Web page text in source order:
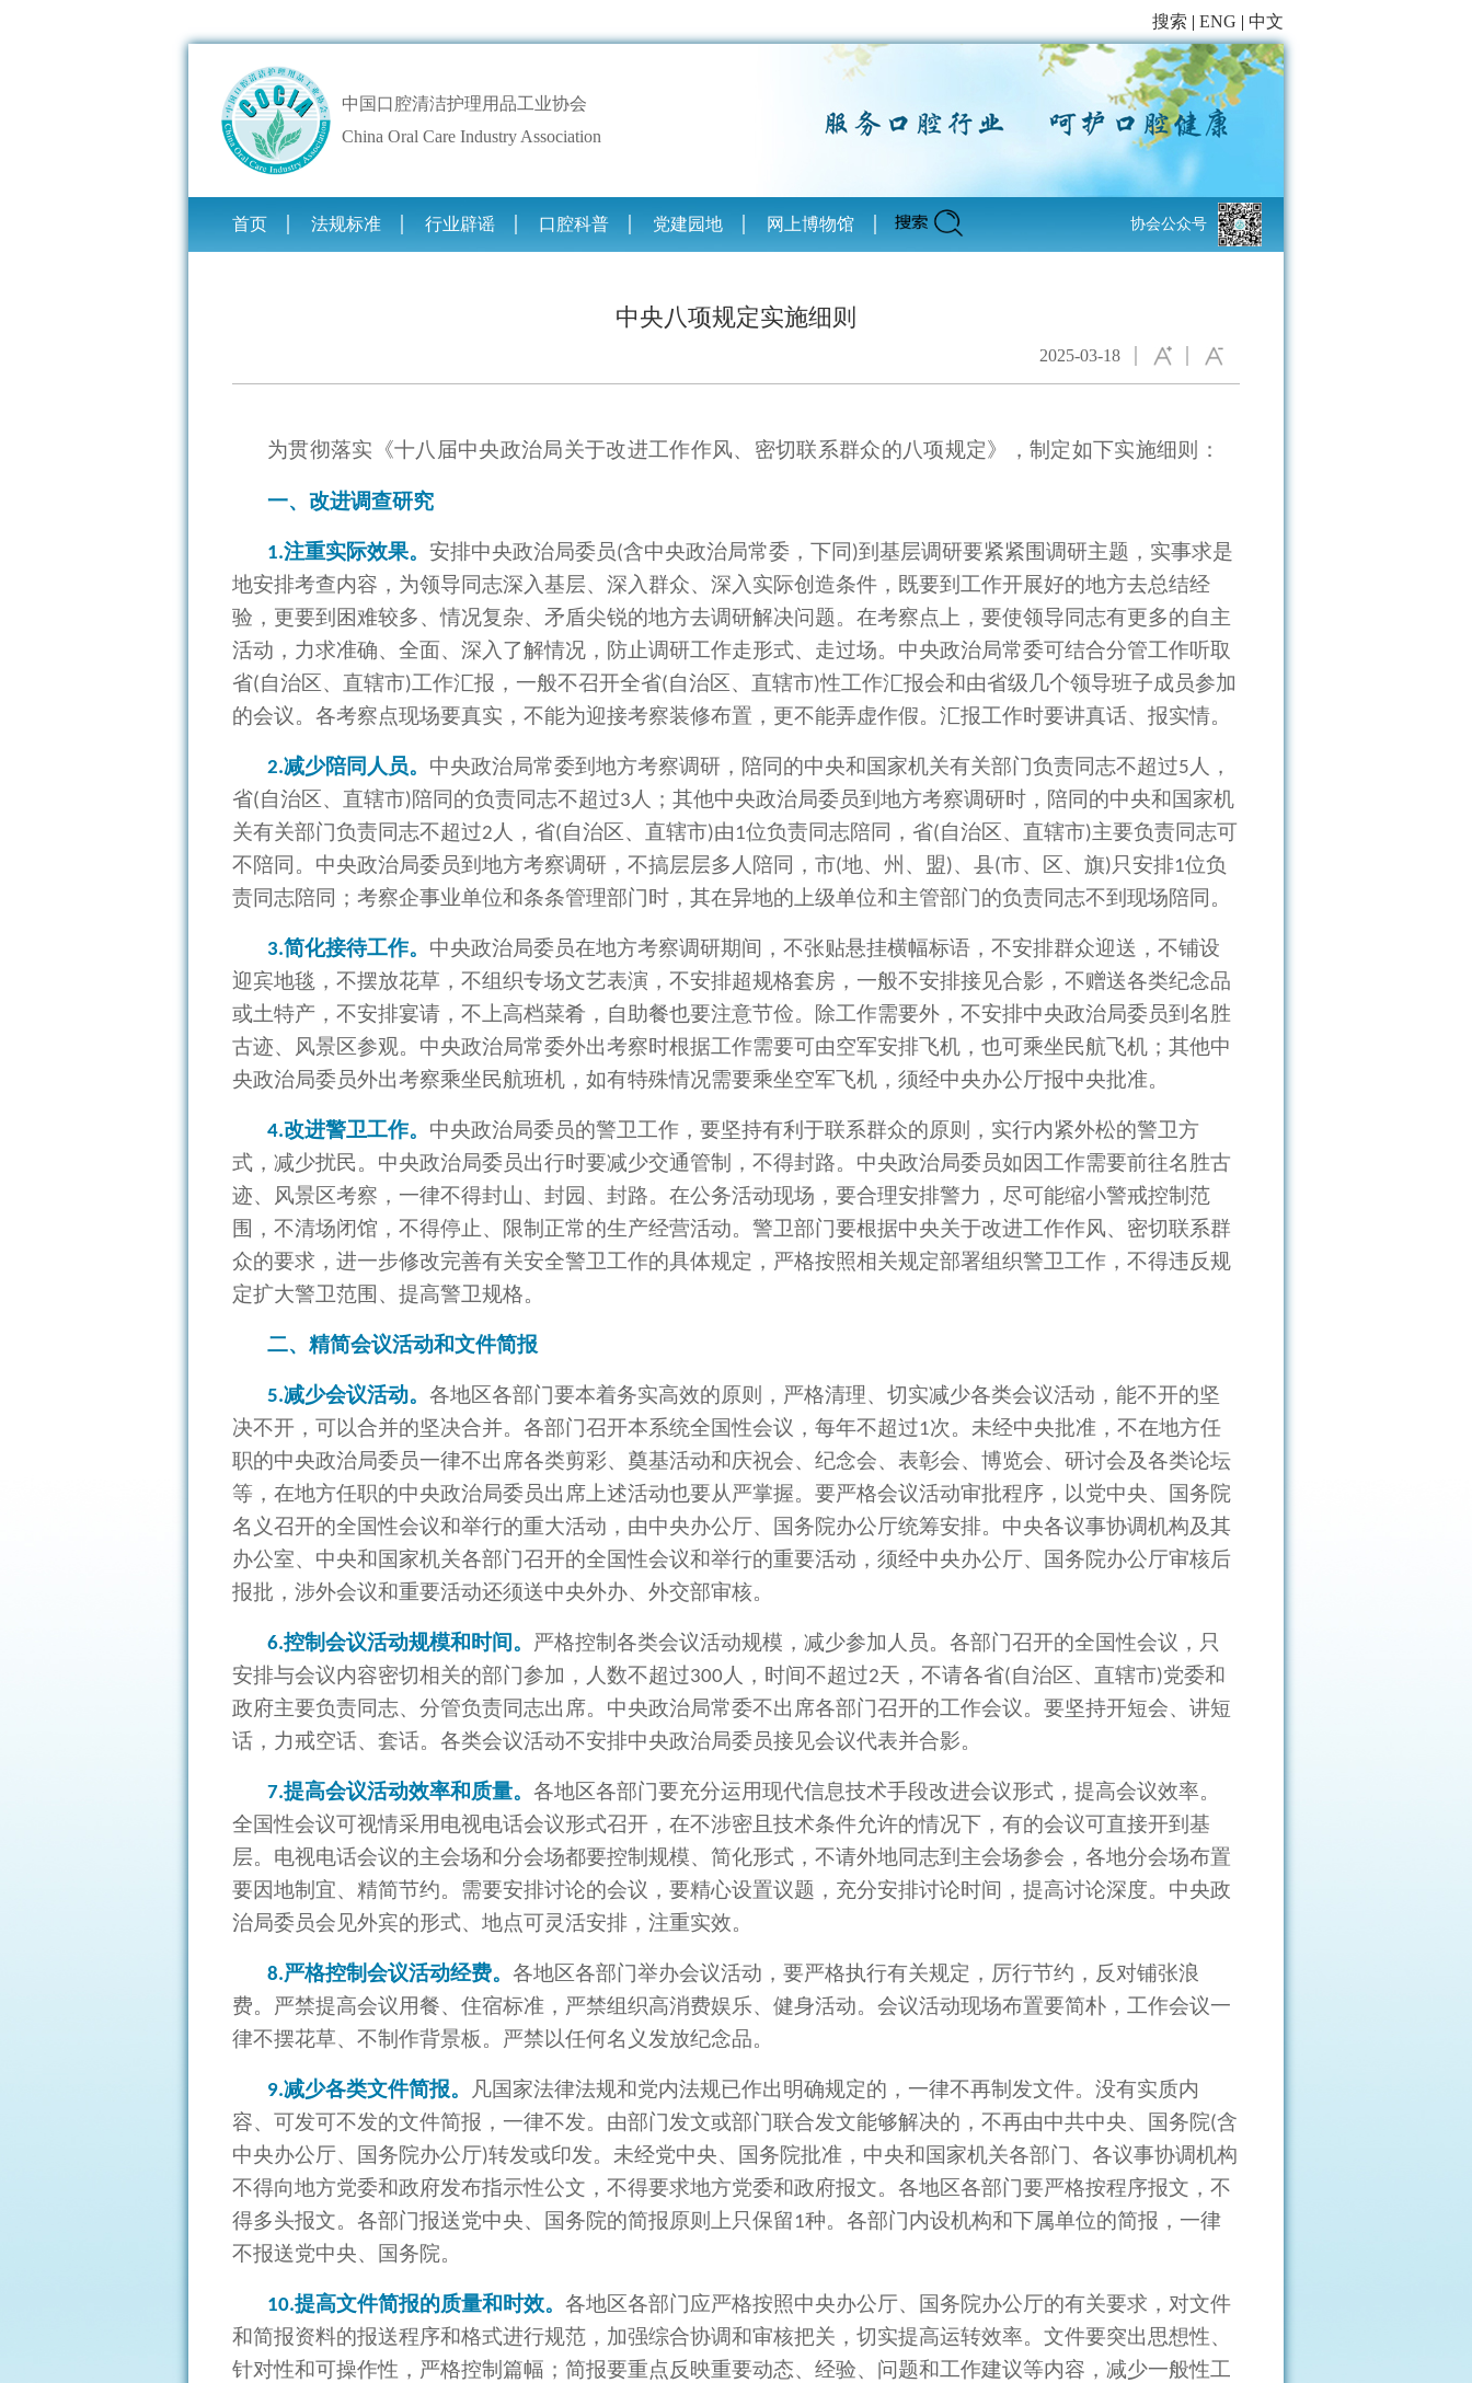
搜索 | ENG | 中文
中国口腔清洁护理用品工业协会
China Oral Care Industry Association
首页 法规标准 行业辟谣 口腔科普 党建园地 网上博物馆 协会公众号
中央八项规定实施细则
2025-03-18
为贯彻落实《十八届中央政治局关于改进工作作风、密切联系群众的八项规定》，制定如下实施细则：
一、改进调查研究
1.注重实际效果。 安排中央政治局委员(含中央政治局常委，下同 )到基层调研要紧紧围调研主题，实事求是
地安排考查内容，为领导同志深入基层、深入群众、深入实际创造条件，既要到工作开展好的地方去总结经
验，更要到困难较多、情况复杂、矛盾尖锐的地方去调研解决问题。在考察点上，要使领导同志有更多的自主
活动，力求准确、全面、深入了解情况，防止调研工作走形式、走过场。中央政治局常委可结合分管工作听取
省(自治区、直辖市)工作汇报，一般不召开全省(自治区、直辖市)性工作汇报会和由省级几个领导班子成员参加
的会议。各考察点现场要真实，不能为迎接考察装修布置，更不能弄虚作假。汇报工作时要讲真话、报实情。
2.减少陪同人员。 中央政治局常委到地方考察调研，陪同的中央和国家机关有关部门负责同志不超过5 人，
省(自治区、直辖市) 陪同的负责同志不超过3 人；其他中央政治局委员到地方考察调研时，陪同的中央和国家机
关有关部门负责同志不超过2 人，省(自治区、直辖市)由 1位负责同志陪同，省(自治区、直辖市)主要负责同志可
不陪同。中央政治局委员到地方考察调研，不搞层层多人陪同，市(地、州、盟)、县(市、区、旗)只安排1位负
责同志陪同；考察企事业单位和条条管理部门时，其在异地的上级单位和主管部门的负责同志不到现场陪同。
3.简化接待工作。 中央政治局委员在地方考察调研期间，不张贴悬挂横幅标语，不安排群众迎送，不铺设
迎宾地毯，不摆放花草，不组织专场文艺表演，不安排超规格套房，一般不安排接见合影，不赠送各类纪念品
或土特产，不安排宴请，不上高档菜肴，自助餐也要注意节俭。除工作需要外，不安排中央政治局委员到名胜
古迹、风景区参观。中央政治局常委外出考察时根据工作需要可由空军安排飞机，也可乘坐民航飞机；其他中
央政治局委员外出考察乘坐民航班机，如有特殊情况需要乘坐空军飞机，须经中央办公厅报中央批准。
4.改进警卫工作。 中央政治局委员的警卫工作，要坚持有利于联系群众的原则，实行内紧外松的警卫方
式，减少扰民。中央政治局委员出行时要减少交通管制，不得封路。中央政治局委员如因工作需要前往名胜古
迹、风景区考察，一律不得封山、封园、封路。在公务活动现场，要合理安排警力，尽可能缩小警戒控制范
围，不清场闭馆，不得停止、限制正常的生产经营活动。警卫部门要根据中央关于改进工作作风、密切联系群
众的要求，进一步修改完善有关安全警卫工作的具体规定，严格按照相关规定部署组织警卫工作，不得违反规
定扩大警卫范围、提高警卫规格。
二、精简会议活动和文件简报
5.减少会议活动。 各地区各部门要本着务实高效的原则，严格清理、切实减少各类会议活动，能不开的坚
决不开，可以合并的坚决合并。各部门召开本系统全国性会议，每年不超过1次。未经中央批准，不在地方任
职的中央政治局委员一律不出席各类剪彩、奠基活动和庆祝会、纪念会、表彰会、博览会、研讨会及各类论坛
等，在地方任职的中央政治局委员出席上述活动也要从严掌握。要严格会议活动审批程序，以党中央、国务院
名义召开的全国性会议和举行的重大活动，由中央办公厅、国务院办公厅统筹安排。中央各议事协调机构及其
办公室、中央和国家机关各部门召开的全国性会议和举行的重要活动，须经中央办公厅、国务院办公厅审核后
报批，涉外会议和重要活动还须送中央外办、外交部审核。
6.控制会议活动规模和时间。 严格控制各类会议活动规模，减少参加人员。各部门召开的全国性会议，只
安排与会议内容密切相关的部门参加，人数不超过300 人，时间不超过2天，不请各省(自治区、直辖市)党委和
政府主要负责同志、分管负责同志出席。中央政治局常委不出席各部门召开的工作会议。要坚持开短会、讲短
话，力戒空话、套话。各类会议活动不安排中央政治局委员接见会议代表并合影。
7.提高会议活动效率和质量。 各地区各部门要充分运用现代信息技术手段改进会议形式，提高会议效率。
全国性会议可视情采用电视电话会议形式召开，在不涉密且技术条件允许的情况下，有的会议可直接开到基
层。电视电话会议的主会场和分会场都要控制规模、简化形式，不请外地同志到主会场参会，各地分会场布置
要因地制宜、精简节约。需要安排讨论的会议，要精心设置议题，充分安排讨论时间，提高讨论深度。中央政
治局委员会见外宾的形式、地点可灵活安排，注重实效。
8.严格控制会议活动经费。 各地区各部门举办会议活动，要严格执行有关规定，厉行节约，反对铺张浪
费。严禁提高会议用餐、住宿标准，严禁组织高消费娱乐、健身活动。会议活动现场布置要简朴，工作会议一
律不摆花草、不制作背景板。严禁以任何名义发放纪念品。
9.减少各类文件简报。 凡国家法律法规和党内法规已作出明确规定的，一律不再制发文件。没有实质内
容、可发可不发的文件简报，一律不发。由部门发文或部门联合发文能够解决的，不再由中共中央、国务院(含
中央办公厅、国务院办公厅)转发或印发。未经党中央、国务院批准，中央和国家机关各部门、各议事协调机构
不得向地方党委和政府发布指示性公文，不得要求地方党委和政府报文。各地区各部门要严格按程序报文，不
得多头报文。各部门报送党中央、国务院的简报原则上只保留 1种。各部门内设机构和下属单位的简报，一律
不报送党中央、国务院。
10.提高文件简报的质量和时效。 各地区各部门应严格按照中央办公厅、国务院办公厅的有关要求，对文件
和简报资料的报送程序和格式进行规范，加强综合协调和审核把关，切实提高运转效率。文件要突出思想性、
针对性和可操作性，严格控制篇幅；简报要重点反映重要动态、经验、问题和工作建议等内容，减少一般性工